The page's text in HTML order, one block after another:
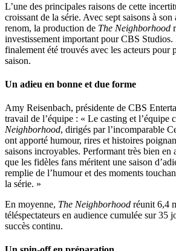
L’une des principales raisons de cette
croissant de la série. Avec sept saisons à
renom, la production de The Neighborhood
investissement important pour CBS Studios.
finalement été trouvés avec les acteurs pour
saison.
Un adieu en bonne et due forme
Amy Reisenbach, présidente de CBS
travail de l’équipe : « Le casting et l’équipe
Neighborhood, dirigés par l’incomparable
ont apporté humour, rires et histoires
saisons incroyables. Performant très bien en
que les fidèles fans méritent une saison
remplie de l’humour et des moments
la série. »
En moyenne, The Neighborhood réunit 6,4
téléspectateurs en audience cumulée sur 35
succès continu.